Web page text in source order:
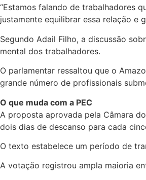
“Estamos falando de trabalhadores
justamente equilibrar essa relação e
Segundo Adail Filho, a discussão
mental dos trabalhadores.
O parlamentar ressaltou que o
grande número de profissionais
O que muda com a PEC
A proposta aprovada pela Câmara
dois dias de descanso para cada
O texto estabelece um período de
A votação registrou ampla maioria